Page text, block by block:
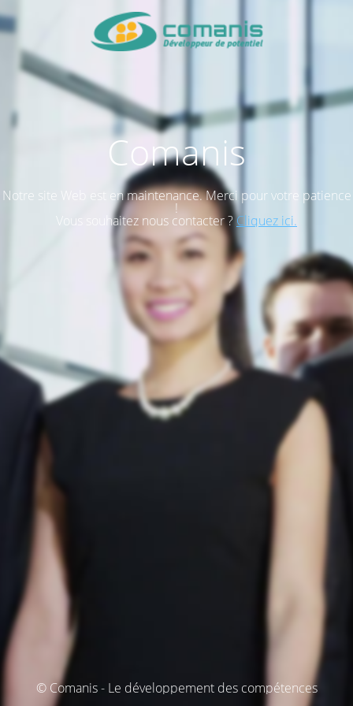
Comanis
Notre site Web est en maintenance. Merci pour votre patience
!
Vous souhaitez nous contacter ? Cliquez ici.
© Comanis - Le développement des compétences